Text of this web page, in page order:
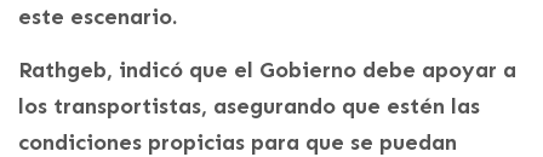
este escenario.
Rathgeb, indicó que el Gobierno debe apoyar a
los transportistas, asegurando que estén las
condiciones propicias para que se puedan